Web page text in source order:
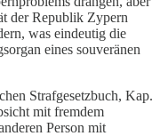
der Republik Zypern
was eindeutig die
eines souveränen
Strafgesetzbuch, Kap.
mit fremdem
Person mit